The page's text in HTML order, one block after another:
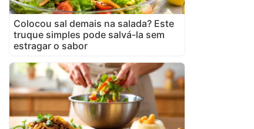
Colocou sal demais na salada? Este
truque simples pode salvá-la sem
estragar o sabor